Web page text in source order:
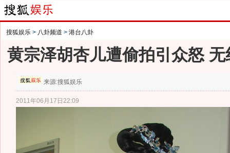
搜狐娱乐 > 八卦频道 > 港台八卦
黄宗泽胡杏儿遭偷拍引众怒
来源:搜狐娱乐
2011年06月17日22:09